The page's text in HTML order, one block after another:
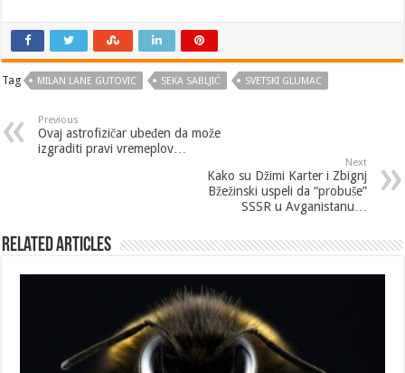
Tag MILAN LANE GUTOVIC SEKA SABLJIĆ SVETSKI GLUMAC
Previous
Ovaj astrofizičar ubeđen da može
izgraditi pravi vremeplov…
Next
Kako su Džimi Karter i Zbignj
Bžežinski uspeli da “probuše”
SSSR u Avganistanu…
Related Articles